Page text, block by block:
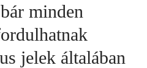
minden
jelek általában